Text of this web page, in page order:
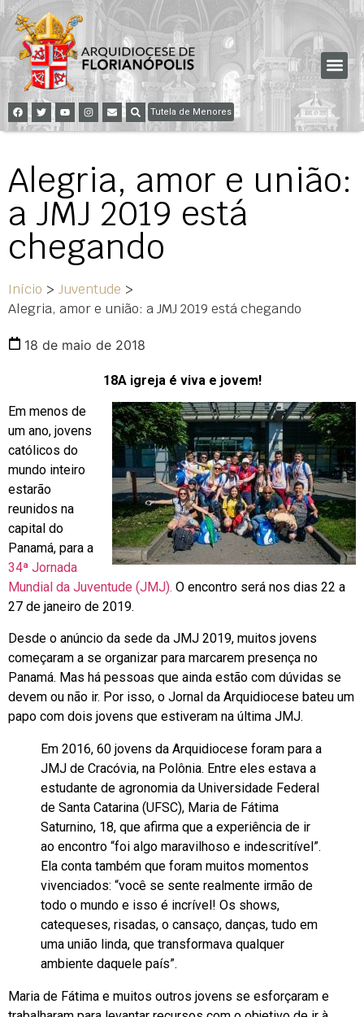
Tutela de Menores
Alegria, amor e união:
a JMJ 2019 está
chegando
Início > Juventude >
Alegria, amor e união: a JMJ 2019 está chegando
18 de maio de 2018
18A igreja é viva e jovem!
Em menos de
um ano, jovens
católicos do
mundo inteiro
estarão
reunidos na
capital do
Panamá, para a
34ª Jornada
Mundial da Juventude (JMJ). O encontro será nos dias 22 a
27 de janeiro de 2019.
Desde o anúncio da sede da JMJ 2019, muitos jovens
começaram a se organizar para marcarem presença no
Panamá. Mas há pessoas que ainda estão com dúvidas se
devem ou não ir. Por isso, o Jornal da Arquidiocese bateu um
papo com dois jovens que estiveram na última JMJ.
Em 2016, 60 jovens da Arquidiocese foram para a
JMJ de Cracóvia, na Polônia. Entre eles estava a
estudante de agronomia da Universidade Federal
de Santa Catarina (UFSC), Maria de Fátima
Saturnino, 18, que afirma que a experiência de ir
ao encontro “foi algo maravilhoso e indescritível”.
Ela conta também que foram muitos momentos
vivenciados: “você se sente realmente irmão de
todo o mundo e isso é incrível! Os shows,
catequeses, risadas, o cansaço, danças, tudo em
uma união linda, que transformava qualquer
ambiente daquele país”.
Maria de Fátima e muitos outros jovens se esforçaram e